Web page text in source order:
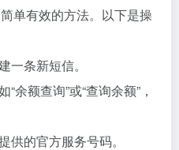
单有效的方法。以下是操
一条新短信。
余额查询”或“查询余额”，
供的官方服务号码。